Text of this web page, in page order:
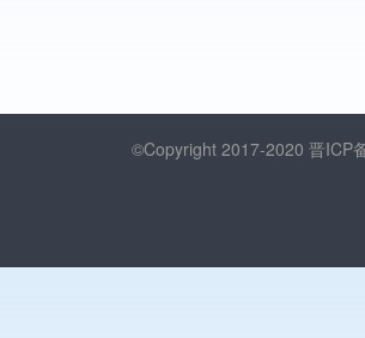
©Copyright 2017-2020 晋ICP